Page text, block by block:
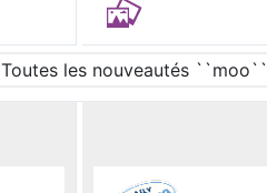
Toutes les nouveautés ``moo``